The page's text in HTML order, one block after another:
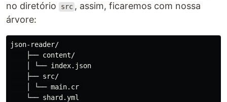
no diretório src , assim, ficaremos com nossa
árvore:
json-reader/
    ├── content/
    │ └── index.json
    ├── src/
    │ └── main.cr